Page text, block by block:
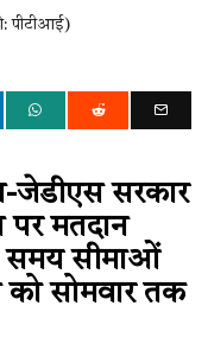
पीटीआई)
जेडीएस सरकार
पर मतदान
समय सीमाओं
को सोमवार तक